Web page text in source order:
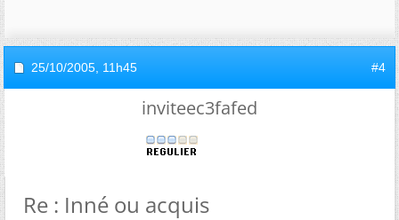
25/10/2005, 11h45 #4
inviteec3fafed
Re : Inné ou acquis